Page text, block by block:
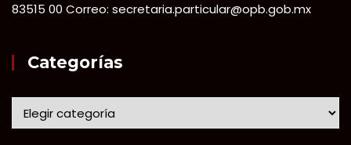
83515 00 Correo: secretaria.particular@opb.gob.mx
Categorías